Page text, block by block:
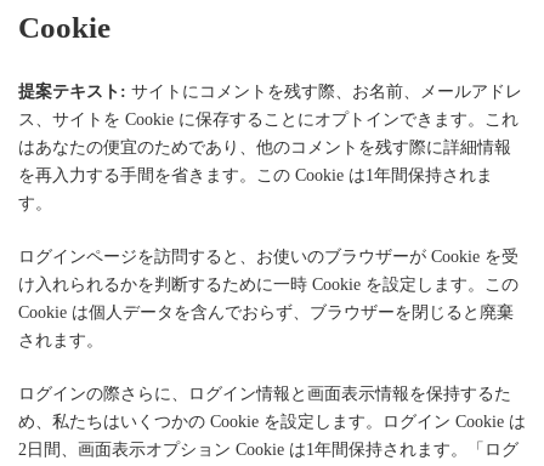
Cookie
提案テキスト: サイトにコメントを残す際、お名前、メールアドレ
ス、サイトを Cookie に保存することにオプトインできます。これ
はあなたの便宜のためであり、他のコメントを残す際に詳細情報
を再入力する手間を省きます。この Cookie は1年間保持されま
す。
ログインページを訪問すると、お使いのブラウザーが Cookie を受
け入れられるかを判断するために一時 Cookie を設定します。この
Cookie は個人データを含んでおらず、ブラウザーを閉じると廃棄
されます。
ログインの際さらに、ログイン情報と画面表示情報を保持するた
め、私たちはいくつかの Cookie を設定します。ログイン Cookie は
2日間、画面表示オプション Cookie は1年間保持されます。「ログ